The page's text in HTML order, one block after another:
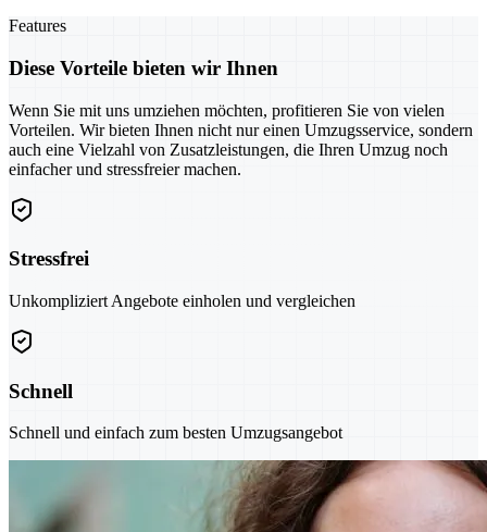
Features
Diese Vorteile bieten wir Ihnen
Wenn Sie mit uns umziehen möchten, profitieren Sie von vielen
Vorteilen. Wir bieten Ihnen nicht nur einen Umzugsservice, sondern
auch eine Vielzahl von Zusatzleistungen, die Ihren Umzug noch
einfacher und stressfreier machen.
Stressfrei
Unkompliziert Angebote einholen und vergleichen
Schnell
Schnell und einfach zum besten Umzugsangebot